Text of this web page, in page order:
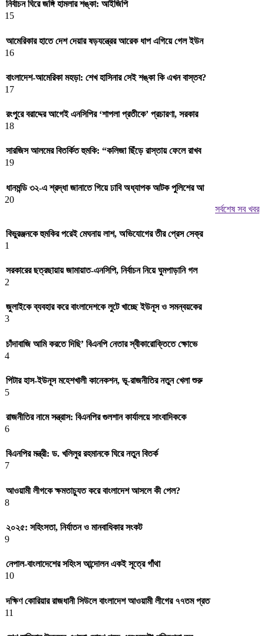
নির্বাচন ঘিরে জঙ্গি হামলার শঙ্কা: আইজিপি
15
আমেরিকার হাতে দেশ দেয়ার ষড়যন্ত্রের আরেক ধাপ এগিয়ে গেল ইউন
16
বাংলাদেশ-আমেরিকা মহড়া: শেখ হাসিনার সেই শঙ্কা কি এখন বাস্তব?
17
রংপুরে বরাদ্দের আগেই এনসিপির ‘শাপলা প্রতীকে’ প্রচারণা, সরকার
18
সারজিস আলমের বিতর্কিত হুমকি: “কলিজা ছিঁড়ে রাস্তায় ফেলে রাখব
19
ধানমন্ডি ৩২-এ শ্রদ্ধা জানাতে গিয়ে ঢাবি অধ্যাপক আটক পুলিশের আ
20
সর্বশেষ সব খবর
বিভুরঞ্জনকে হুমকির পরেই মেঘনায় লাশ, অভিযোগের তীর প্রেস সেক্র
1
সরকারের ছত্রছায়ায় জামায়াত-এনসিপি, নির্বাচন নিয়ে ঘুমপাড়ানি গল
2
জুলাইকে ব্যবহার করে বাংলাদেশকে লুটে খাচ্ছে ইউনূস ও সমন্বয়কের
3
চাঁদাবাজি আমি করতে দিছি’ বিএনপি নেতার স্বীকারোক্তিতে ক্ষোভে
4
পিটার হাস-ইউনূস মহেশখালী কানেকশন, ভূ-রাজনীতির নতুন খেলা শুরু
5
রাজনীতির নামে সন্ত্রাস: বিএনপির গুলশান কার্যালয়ে সাংবাদিককে
6
বিএনপির মন্ত্রী: ড. খলিলুর রহমানকে ঘিরে নতুন বিতর্ক
7
আওয়ামী লীগকে ক্ষমতাচ্যুত করে বাংলাদেশ আসলে কী পেল?
8
২০২৫: সহিংসতা, নির্যাতন ও মানবাধিকার সংকট
9
নেপাল-বাংলাদেশের সহিংস আন্দোলন একই সূত্রে গাঁথা
10
দক্ষিণ কোরিয়ার রাজধানী সিউলে বাংলাদেশ আওয়ামী লীগের ৭৭তম প্রত
11